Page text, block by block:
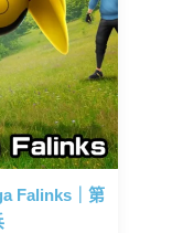
Falinks｜第